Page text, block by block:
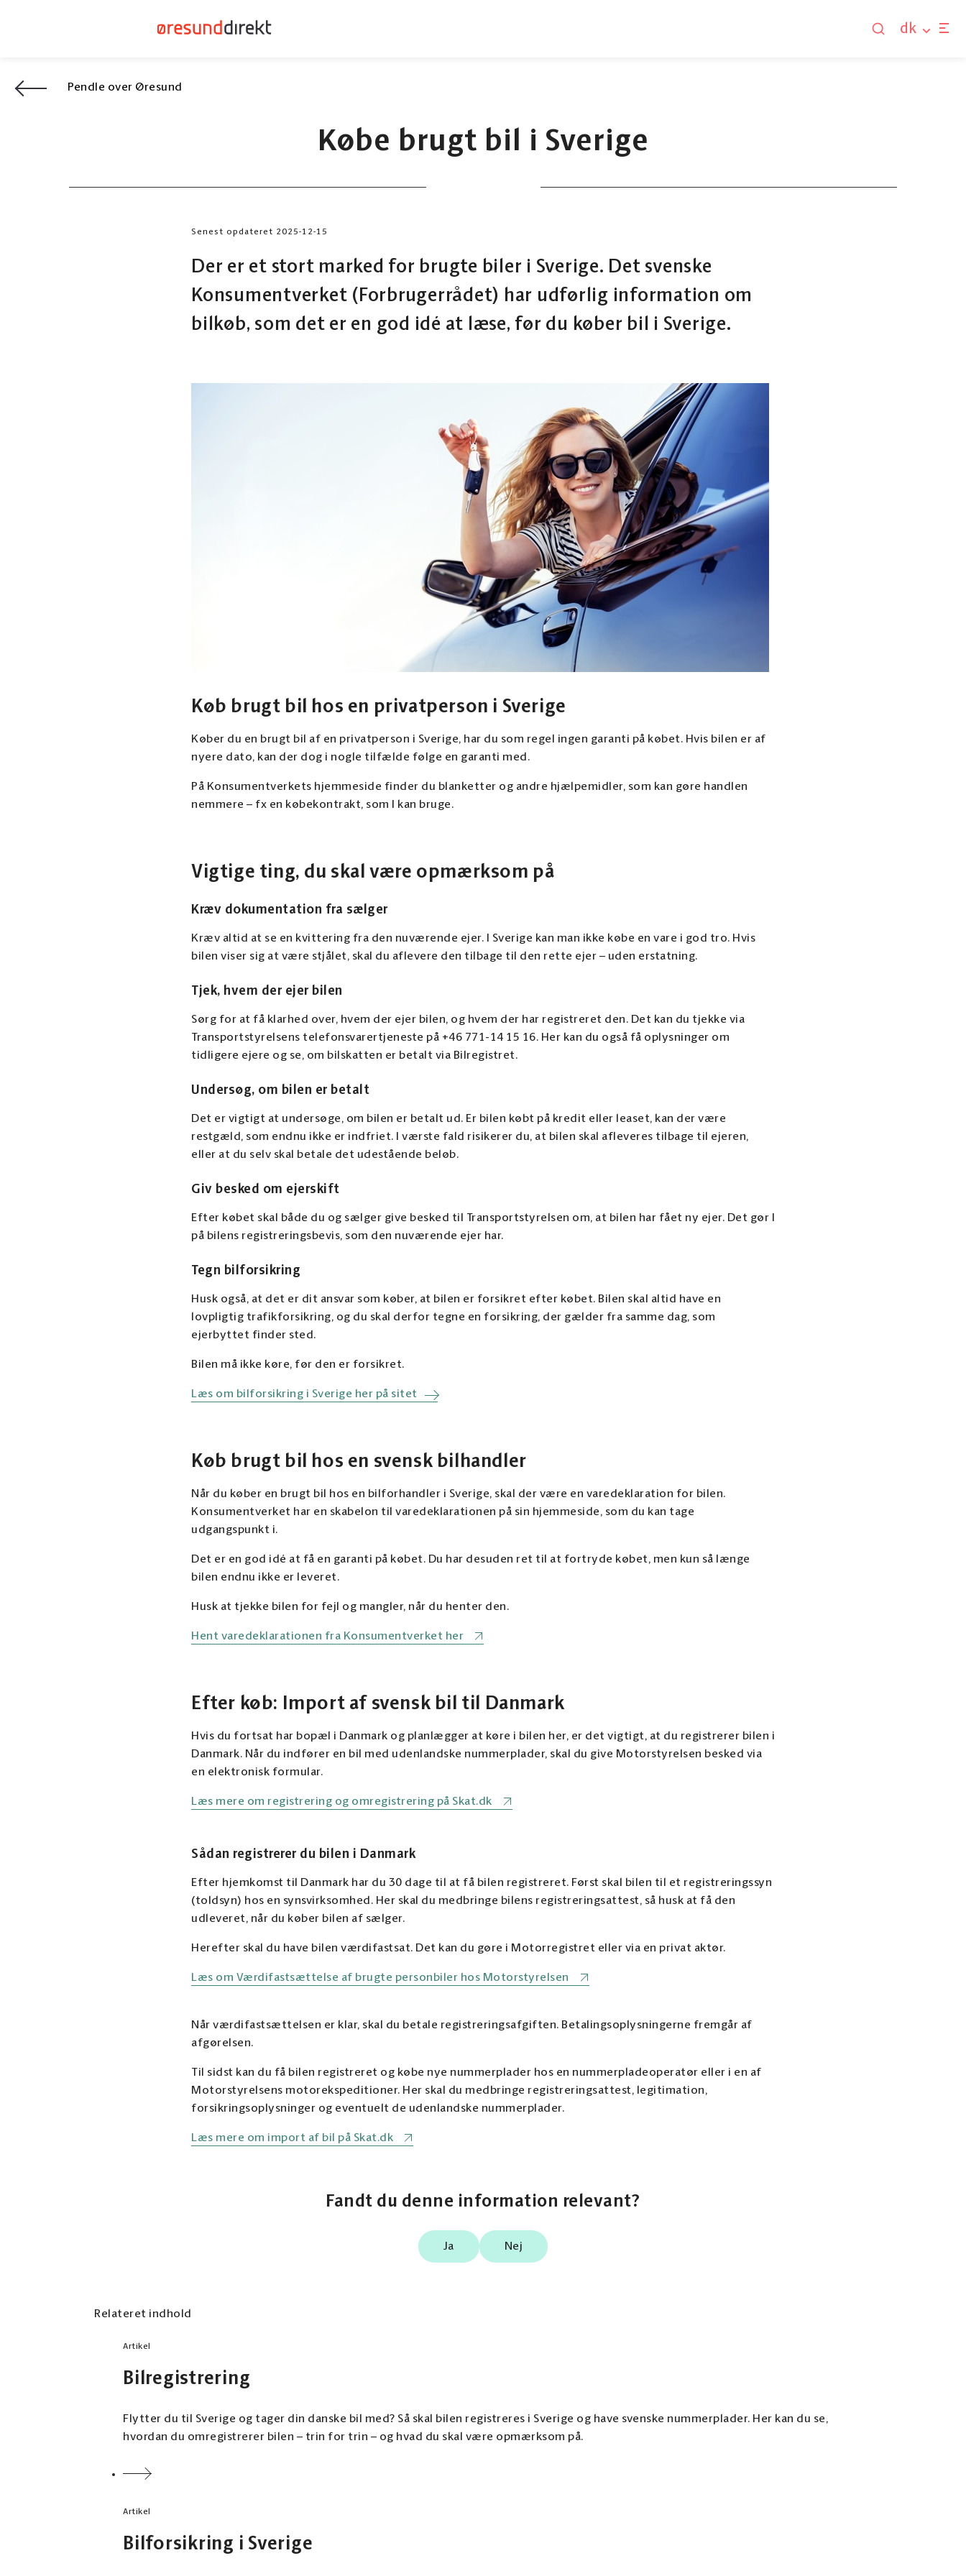
dk
Pendle over Øresund
Købe brugt bil i Sverige
Senest opdateret 2025-12-15
Der er et stort marked for brugte biler i Sverige. Det svenske
Konsumentverket (Forbrugerrådet) har udførlig information om
bilkøb, som det er en god idé at læse, før du køber bil i Sverige.
Køb brugt bil hos en privatperson i Sverige
Køber du en brugt bil af en privatperson i Sverige, har du som regel ingen garanti på købet. Hvis bilen er af
nyere dato, kan der dog i nogle tilfælde følge en garanti med.
På Konsumentverkets hjemmeside finder du blanketter og andre hjælpemidler, som kan gøre handlen
nemmere – fx en købekontrakt, som I kan bruge.
Vigtige ting, du skal være opmærksom på
Kræv dokumentation fra sælger
Kræv altid at se en kvittering fra den nuværende ejer. I Sverige kan man ikke købe en vare i god tro. Hvis
bilen viser sig at være stjålet, skal du aflevere den tilbage til den rette ejer – uden erstatning.
Tjek, hvem der ejer bilen
Sørg for at få klarhed over, hvem der ejer bilen, og hvem der har registreret den. Det kan du tjekke via
Transportstyrelsens telefonsvarertjeneste på +46 771-14 15 16. Her kan du også få oplysninger om
tidligere ejere og se, om bilskatten er betalt via Bilregistret.
Undersøg, om bilen er betalt
Det er vigtigt at undersøge, om bilen er betalt ud. Er bilen købt på kredit eller leaset, kan der være
restgæld, som endnu ikke er indfriet. I værste fald risikerer du, at bilen skal afleveres tilbage til ejeren,
eller at du selv skal betale det udestående beløb.
Giv besked om ejerskift
Efter købet skal både du og sælger give besked til Transportstyrelsen om, at bilen har fået ny ejer. Det gør I
på bilens registreringsbevis, som den nuværende ejer har.
Tegn bilforsikring
Husk også, at det er dit ansvar som køber, at bilen er forsikret efter købet. Bilen skal altid have en
lovpligtig trafikforsikring, og du skal derfor tegne en forsikring, der gælder fra samme dag, som
ejerbyttet finder sted.
Bilen må ikke køre, før den er forsikret.
Læs om bilforsikring i Sverige her på sitet
Køb brugt bil hos en svensk bilhandler
Når du køber en brugt bil hos en bilforhandler i Sverige, skal der være en varedeklaration for bilen.
Konsumentverket har en skabelon til varedeklarationen på sin hjemmeside, som du kan tage
udgangspunkt i.
Det er en god idé at få en garanti på købet. Du har desuden ret til at fortryde købet, men kun så længe
bilen endnu ikke er leveret.
Husk at tjekke bilen for fejl og mangler, når du henter den.
Hent varedeklarationen fra Konsumentverket her
Efter køb: Import af svensk bil til Danmark
Hvis du fortsat har bopæl i Danmark og planlægger at køre i bilen her, er det vigtigt, at du registrerer bilen i
Danmark. Når du indfører en bil med udenlandske nummerplader, skal du give Motorstyrelsen besked via
en elektronisk formular.
Læs mere om registrering og omregistrering på Skat.dk
Sådan registrerer du bilen i Danmark
Efter hjemkomst til Danmark har du 30 dage til at få bilen registreret. Først skal bilen til et registreringssyn
(toldsyn) hos en synsvirksomhed. Her skal du medbringe bilens registreringsattest, så husk at få den
udleveret, når du køber bilen af sælger.
Herefter skal du have bilen værdifastsat. Det kan du gøre i Motorregistret eller via en privat aktør.
Læs om Værdifastsættelse af brugte personbiler hos Motorstyrelsen
Når værdifastsættelsen er klar, skal du betale registreringsafgiften. Betalingsoplysningerne fremgår af
afgørelsen.
Til sidst kan du få bilen registreret og købe nye nummerplader hos en nummerpladeoperatør eller i en af
Motorstyrelsens motorekspeditioner. Her skal du medbringe registreringsattest, legitimation,
forsikringsoplysninger og eventuelt de udenlandske nummerplader.
Læs mere om import af bil på Skat.dk
Fandt du denne information relevant?
Ja Nej
Relateret indhold
Artikel
Bilregistrering
Flytter du til Sverige og tager din danske bil med? Så skal bilen registreres i Sverige og have svenske nummerplader. Her kan du se,
hvordan du omregistrerer bilen – trin for trin – og hvad du skal være opmærksom på.
Artikel
Bilforsikring i Sverige